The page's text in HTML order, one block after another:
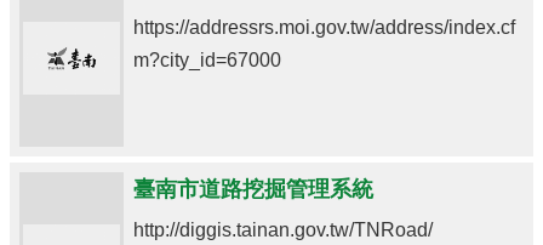
https://addressrs.moi.gov.tw/address/index.cf
m?city_id=67000
臺南市道路挖掘管理系統
http://diggis.tainan.gov.tw/TNRoad/